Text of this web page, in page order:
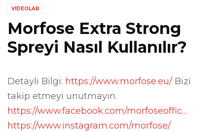
VIDEOLAR
Morfose Extra Strong
Spreyi Nasıl Kullanılır?
Detaylı Bilgi: https://www.morfose.eu/ Bizi
takip etmeyi unutmayın.
https://www.facebook.com/morfoseoffic…
https://www.instagram.com/morfose/